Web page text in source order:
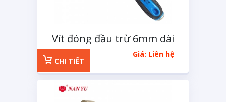
Vít đóng đầu trừ 6mm dài
100mm
Giá: Liên hệ
CHI TIẾT